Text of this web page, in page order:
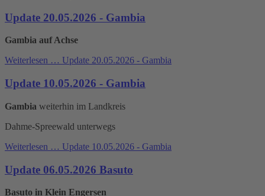
Update 20.05.2026 - Gambia
Gambia auf Achse
Weiterlesen … Update 20.05.2026 - Gambia
Update 10.05.2026 - Gambia
Gambia weiterhin im Landkreis
Dahme-Spreewald unterwegs
Weiterlesen … Update 10.05.2026 - Gambia
Update 06.05.2026 Basuto
Basuto in Klein Engersen